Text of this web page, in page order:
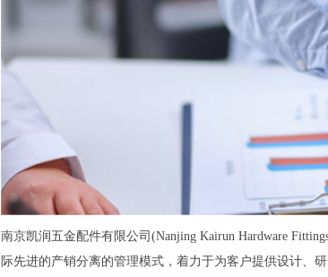
南京凯润五金配件有限公司(Nanjing Kairun Hardware
际先进的产销分离的管理模式，着力于为客户提供设计、